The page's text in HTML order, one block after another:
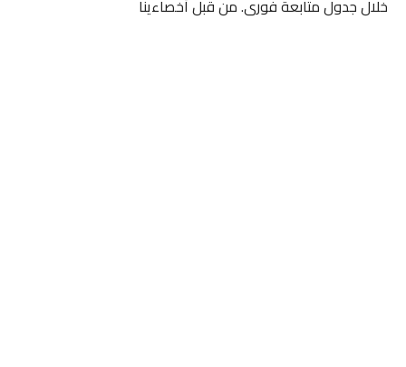
خلال جدول متابعة فورى. من قبل أخصاءينا